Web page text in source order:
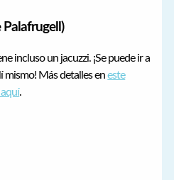
Palafrugell)
incluso un jacuzzi. ¡Se puede ir a
mismo! Más detalles eneste
.